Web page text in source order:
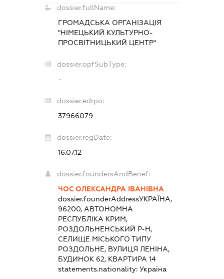
dossier.fullName:
ГРОМАДСЬКА ОРГАНІЗАЦІЯ
"НІМЕЦЬКИЙ КУЛЬТУРНО-
ПРОСВІТНИЦЬКИЙ ЦЕНТР"
dossier.opfSubType:
-
dossier.edrpo:
37966079
dossier.regDate:
16.07.12
dossier.foundersAndBenef:
ЧОС ОЛЕКСАНДРА ІВАНІВНА
dossier.founderAddressУКРАЇНА,
96200, АВТОНОМНА
РЕСПУБЛІКА КРИМ,
РОЗДОЛЬНЕНСЬКИЙ Р-Н,
СЕЛИЩЕ МІСЬКОГО ТИПУ
РОЗДОЛЬНЕ, ВУЛИЦЯ ЛЕНІНА,
БУДИНОК 62, КВАРТИРА 14
statements.nationality: Україна